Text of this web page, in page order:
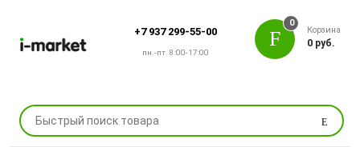
+7 937 299-55-00
пн.-пт. 8:00-17:00
Поиск
0
Корзина
0 руб.